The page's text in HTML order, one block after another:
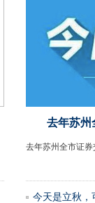
去年苏州
去年苏州全市证
今天是立秋，